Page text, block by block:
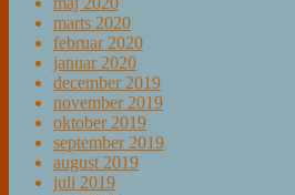
marts 2020
februar 2020
januar 2020
december 2019
november 2019
oktober 2019
september 2019
august 2019
juli 2019